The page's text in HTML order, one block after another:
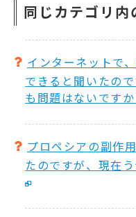
同じカテゴリ内
インターネットで
できると聞いたの
も問題はないですか
プロペシアの副作
たのですが、現在